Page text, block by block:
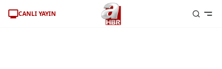
CANLI YAYIN